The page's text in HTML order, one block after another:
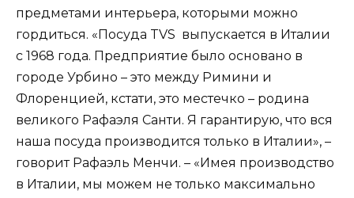
предметами интерьера, которыми можно
гордиться. «Посуда TVS выпускается в Италии
с 1968 года. Предприятие было основано в
городе Урбино – это между Римини и
Флоренцией, кстати, это местечко – родина
великого Рафаэля Санти. Я гарантирую, что вся
наша посуда производится только в Италии», –
говорит Рафаэль Менчи. – «Имея производство
в Италии, мы можем не только максимально